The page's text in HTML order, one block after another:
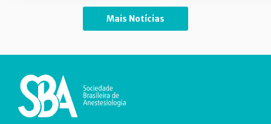
Mais Notícias